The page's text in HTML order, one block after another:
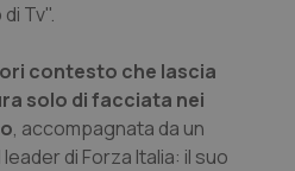
Tv".
contesto che lascia
solo di facciata nei
, accompagnata da un
di Forza Italia: il suo